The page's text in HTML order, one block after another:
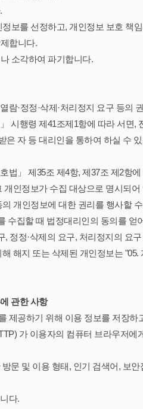
보를 선정하고, 개인정보 보호 책
합니다.
소각하여 파기합니다.
람·정정·삭제·처리정지 요구 등의
시행령 제41조제1항에 따라 서면,
자 등 대리인을 통하여 하실 수
법」 제35조 제4항, 제37조 제2항
인정보가 수집 대상으로 명시되
개인정보에 대한 권리를 행사할
수집할 때 법정대리인의 동의를
, 정정·삭제의 요구, 처리정지의 요
해지 또는 삭제된 개인정보는
관한 사항
제공하기 위해 이용 정보를 저장
가 이용자의 컴퓨터 브라우저
문 및 이용 형태, 인기 검색어, 보
다.